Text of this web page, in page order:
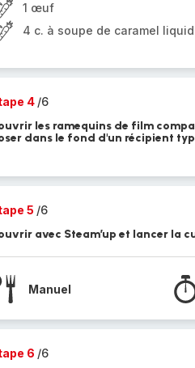
1 œuf
4 c. à soupe de caramel
4 /6
les ramequins de film
dans le fond d'un récipient
5 /6
avec Steam’up et lancer la
Manuel
6 /6